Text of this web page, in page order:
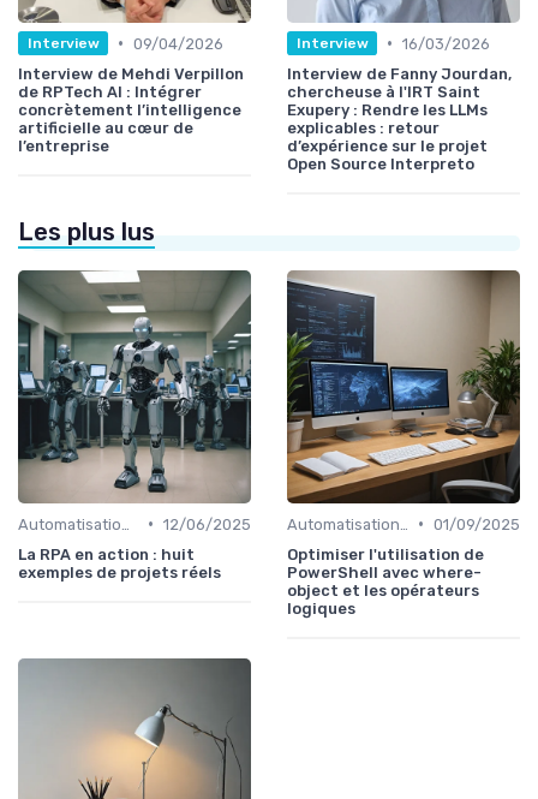
Interview • 09/04/2026
Interview de Mehdi Verpillon
de RPTech AI : Intégrer
concrètement l’intelligence
artificielle au cœur de
l’entreprise
Interview • 16/03/2026
Interview de Fanny Jourdan,
chercheuse à l'IRT Saint
Exupery : Rendre les LLMs
explicables : retour
d’expérience sur le projet
Open Source Interpreto
Les plus lus
• 12/06/2025
La RPA en action : huit
exemples de projets réels
• 01/09/2025
Optimiser l'utilisation de
PowerShell avec where-
object et les opérateurs
logiques